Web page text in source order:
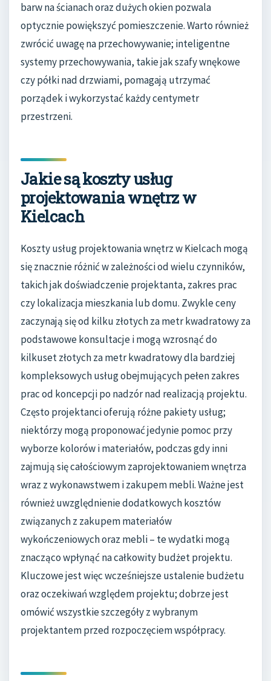
barw na ścianach oraz dużych okien pozwala
optycznie powiększyć pomieszczenie. Warto również
zwrócić uwagę na przechowywanie; inteligentne
systemy przechowywania, takie jak szafy wnękowe
czy półki nad drzwiami, pomagają utrzymać
porządek i wykorzystać każdy centymetr
przestrzeni.
Jakie są koszty usług
projektowania wnętrz w
Kielcach
Koszty usług projektowania wnętrz w Kielcach mogą
się znacznie różnić w zależności od wielu czynników,
takich jak doświadczenie projektanta, zakres prac
czy lokalizacja mieszkania lub domu. Zwykle ceny
zaczynają się od kilku złotych za metr kwadratowy za
podstawowe konsultacje i mogą wzrosnąć do
kilkuset złotych za metr kwadratowy dla bardziej
kompleksowych usług obejmujących pełen zakres
prac od koncepcji po nadzór nad realizacją projektu.
Często projektanci oferują różne pakiety usług;
niektórzy mogą proponować jedynie pomoc przy
wyborze kolorów i materiałów, podczas gdy inni
zajmują się całościowym zaprojektowaniem wnętrza
wraz z wykonawstwem i zakupem mebli. Ważne jest
również uwzględnienie dodatkowych kosztów
związanych z zakupem materiałów
wykończeniowych oraz mebli – te wydatki mogą
znacząco wpłynąć na całkowity budżet projektu.
Kluczowe jest więc wcześniejsze ustalenie budżetu
oraz oczekiwań względem projektu; dobrze jest
omówić wszystkie szczegóły z wybranym
projektantem przed rozpoczęciem współpracy.